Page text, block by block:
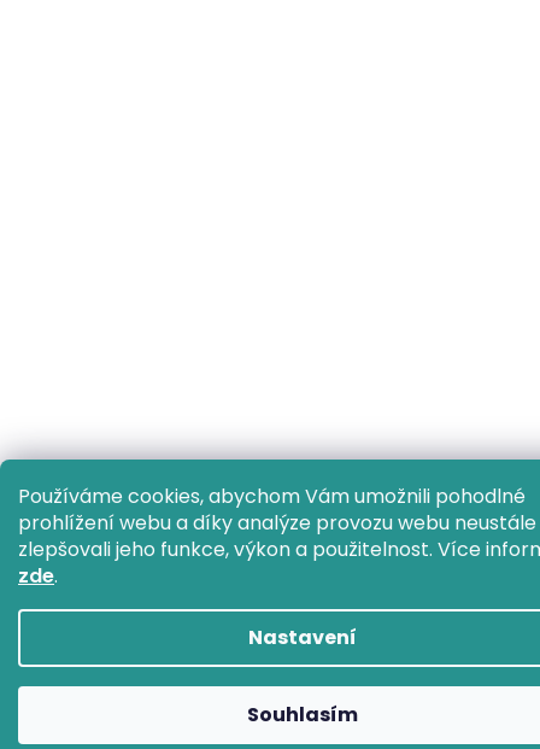
Používáme cookies, abychom Vám umožnili pohodlné
prohlížení webu a díky analýze provozu webu neustále
zlepšovali jeho funkce, výkon a použitelnost. Více
zde.
Nastavení
Souhlasím